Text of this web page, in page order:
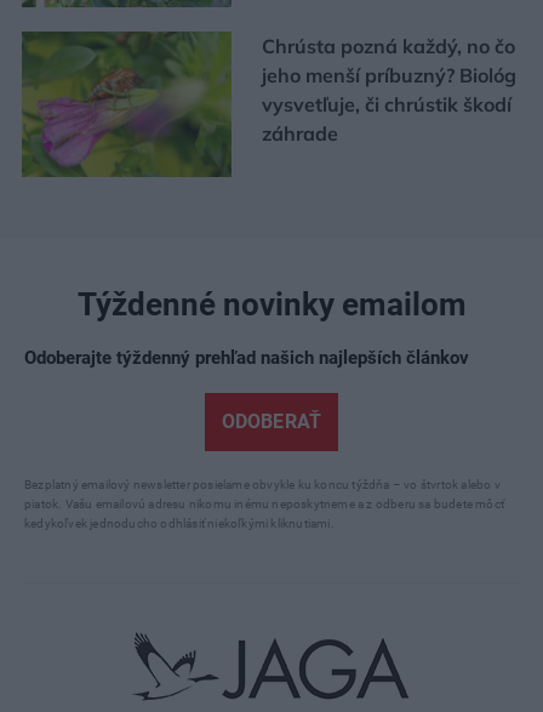
Chrústa pozná každý, no čo
jeho menší príbuzný? Biológ
vysvetľuje, či chrústik škodí
záhrade
Týždenné novinky emailom
Odoberajte týždenný prehľad našich najlepších článkov
ODOBERAŤ
Bezplatný emailový newsletter posielame obvykle ku koncu týždňa – vo štvrtok alebo v
piatok. Vašu emailovú adresu nikomu inému neposkytneme a z odberu sa budete môcť
kedykoľvek jednoducho odhlásiť niekoľkými kliknutiami.